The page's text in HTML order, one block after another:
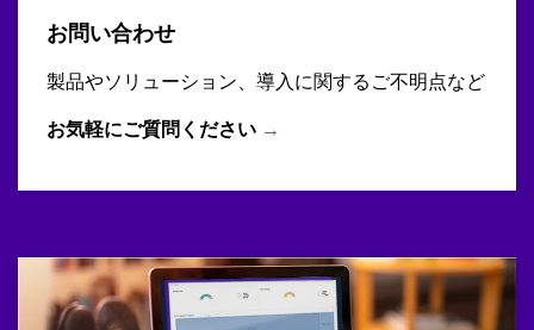
お問い合わせ
製品やソリューション、導入に関するご不明点など
お気軽にご質問ください →